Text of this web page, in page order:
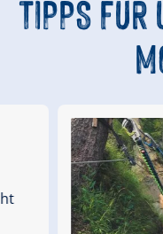
TIPPS FÜR